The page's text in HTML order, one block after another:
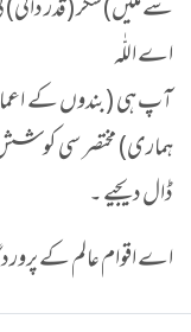
سے ملیں) شکر (قدر
اے اللّٰہ
آپ ہی (بندوں کے
ہماری) مختصر سی
ڈال دیجیے ۔
اے اقوام عالم کے